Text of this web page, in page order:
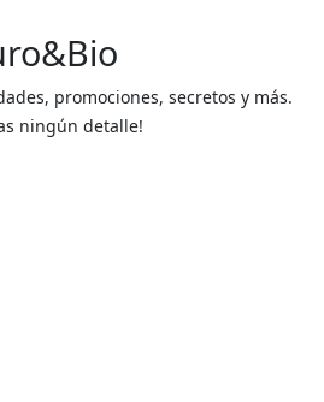
promociones, secretos y más.
ningún detalle!